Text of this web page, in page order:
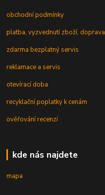
obchodní podmínky
platba, vyzvednutí zboží, doprava
zdarma bezplatný servis
reklamace a servis
otevírací doba
recyklační poplatky k cenám
ověřování recenzí
kde nás najdete
mapa